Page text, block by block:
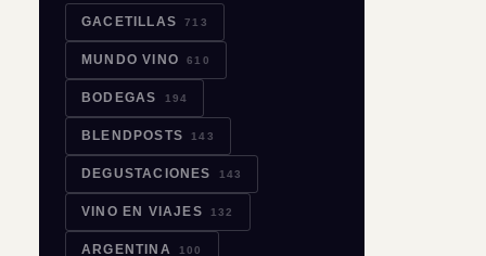
GACETILLAS 713
MUNDO VINO 610
BODEGAS 194
BLENDPOSTS 143
DEGUSTACIONES 143
VINO EN VIAJES 132
ARGENTINA 100